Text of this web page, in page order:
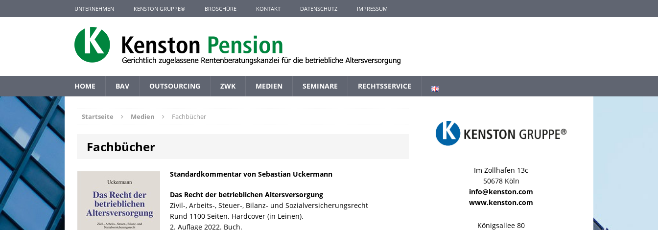
UNTERNEHMEN KENSTON GRUPPE® BROSCHÜRE KONTAKT DATENSCHUTZ IMPRESSUM
HOME BAV OUTSOURCING ZWK MEDIEN SEMINARE RECHTSSERVICE
Startseite Medien Fachbücher
Fachbücher
Standardkommentar von Sebastian Uckermann
Das Recht der betrieblichen Altersversorgung
Zivil-, Arbeits-, Steuer-, Bilanz- und Sozialversicherungsrecht
Rund 1100 Seiten. Hardcover (in Leinen).
2. Auflage 2022. Buch.
Im Zollhafen 13c
50678 Köln
info@kenston.com
www.kenston.com
Königsallee 80